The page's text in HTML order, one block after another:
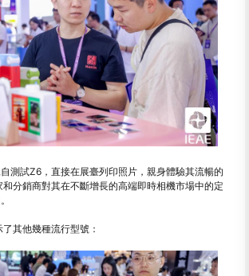
測試Z6，直接在展臺列印照片，親身體驗其流暢的
分銷商對其在不斷增長的高端即時相機市場中的定
其他幾種流行型號：